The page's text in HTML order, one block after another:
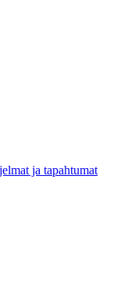
ja tapahtumat